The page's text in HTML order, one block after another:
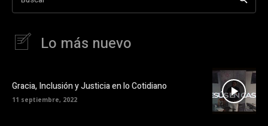
Lo más nuevo
Gracia, Inclusión y Justicia en lo Cotidiano
11 septiembre, 2022